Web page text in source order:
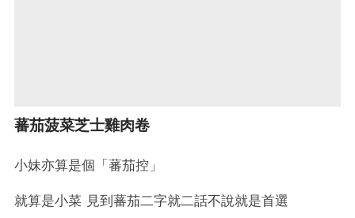
蕃茄菠菜芝士雞肉卷
小妹亦算是個「蕃茄控」
就算是小菜 見到蕃茄二字就二話不說就是首選